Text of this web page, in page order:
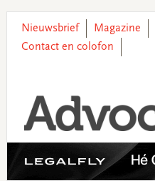
primary
main
primary
footer
Nieuwsbrief Magazine
Contact en colofon